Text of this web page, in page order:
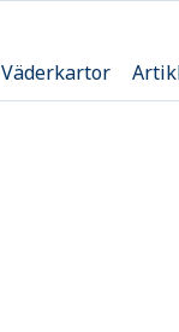
Väderkartor